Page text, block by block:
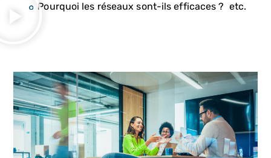
Pourquoi les réseaux sont-ils efficaces ? etc.